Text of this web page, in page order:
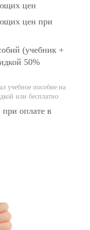
цен
цен при
(учебник +
50%
учебное пособие на
или бесплатно
при оплате в